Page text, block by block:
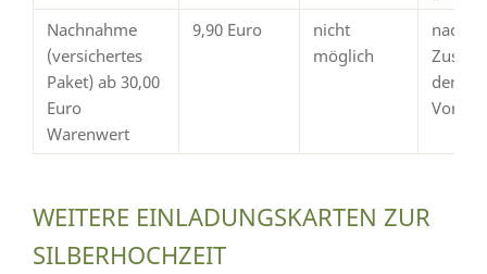
Nachnahme
(versichertes
Paket) ab 30,00
Euro
Warenwert
9,90 Euro
nicht
möglich
nach
dem
WEITERE EINLADUNGSKARTEN ZUR
SILBERHOCHZEIT